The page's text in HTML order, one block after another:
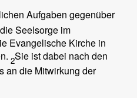
Aufgaben gegenüber
Seelsorge im
Evangelische Kirche in
2Sie ist dabei nach den
an die Mitwirkung der